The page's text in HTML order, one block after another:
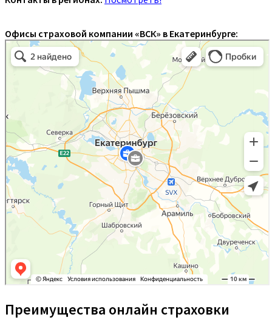
Офисы страховой компании «ВСК» в Екатеринбурге:
Преимущества онлайн страховки